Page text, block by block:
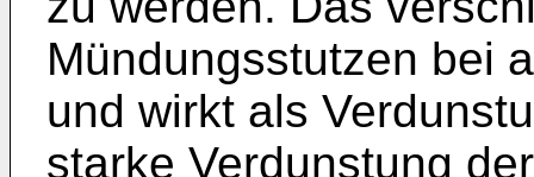
Mündungsstutzen bei
und wirkt als
starke Verdunstung